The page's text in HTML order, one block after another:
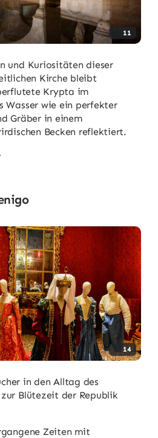
11
und Kuriositäten dieser
Kirche bleibt
Krypta im
Wasser wie ein perfekter
Gräber in einem
Becken reflektiert.
14
in den Alltag des
Blütezeit der Republik
Zeiten mit